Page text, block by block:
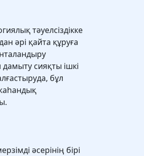
тәуелсіздікке
әрі қайта құруға
сияқты ішкі
бұл
әсерінің бірі